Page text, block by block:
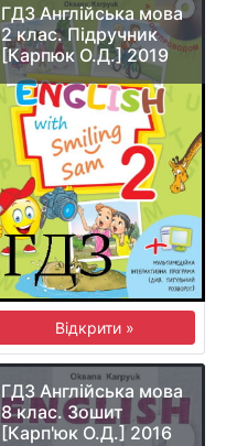
ГДЗ Англійська мова
2 клас. Підручник
[Карпюк О.Д.] 2019
Відкрити »
ГДЗ Англійська мова
8 клас. Зошит
[Карп'юк О.Д.] 2016